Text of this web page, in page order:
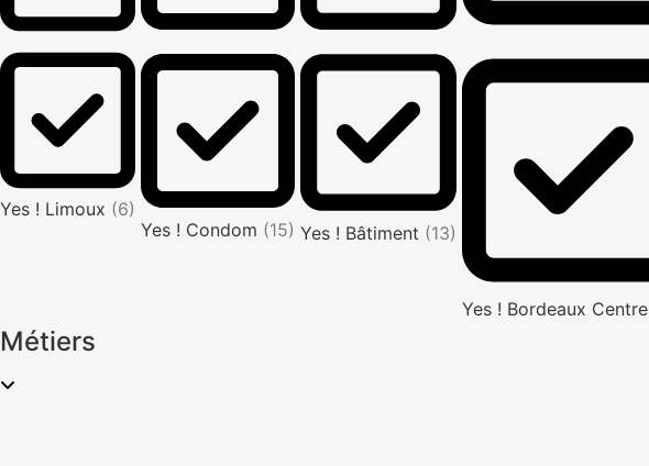
Yes ! Limoux (6)
Yes ! Condom (15) Yes ! Bâtiment (13)
Yes ! Bordeaux Centre
Métiers